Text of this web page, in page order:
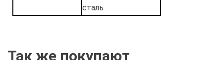
сталь
Так же покупают